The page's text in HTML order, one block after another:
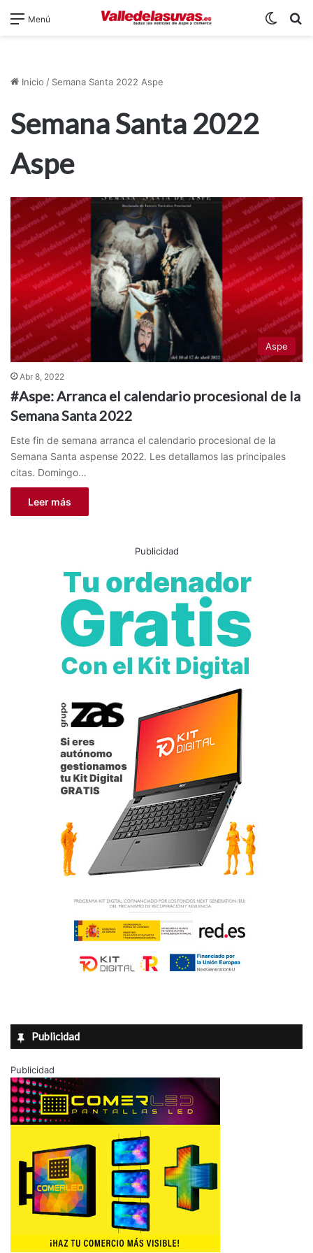
Menú
Inicio / Semana Santa 2022 Aspe
Semana Santa 2022
Aspe
Aspe
Abr 8, 2022
#Aspe: Arranca el calendario procesional de la
Semana Santa 2022
Este fin de semana arranca el calendario procesional de la
Semana Santa aspense 2022. Les detallamos las principales
citas. Domingo…
Leer más
Publicidad
Publicidad
Publicidad